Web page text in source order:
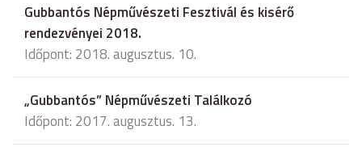
Gubbantós Népművészeti Fesztivál és kisérő
rendezvényei 2018.
Időpont: 2018. augusztus. 10.
„Gubbantós” Népművészeti Találkozó
Időpont: 2017. augusztus. 13.